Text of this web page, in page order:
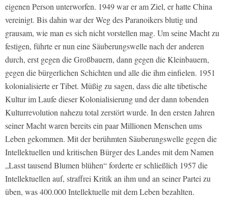
eigenen Person unterworfen. 1949 war er am Ziel, er hatte China
vereinigt. Bis dahin war der Weg des Paranoikers blutig und
grausam, wie man es sich nicht vorstellen mag. Um seine Macht zu
festigen, führte er nun eine Säuberungswelle nach der anderen
durch, erst gegen die Großbauern, dann gegen die Kleinbauern,
gegen die bürgerlichen Schichten und alle die ihm einfielen. 1951
kolonialisierte er Tibet. Müßig zu sagen, dass die alte tibetische
Kultur im Laufe dieser Kolonialisierung und der dann tobenden
Kulturrevolution nahezu total zerstört wurde. In den ersten Jahren
seiner Macht waren bereits ein paar Millionen Menschen ums
Leben gekommen. Mit der berühmten Säuberungswelle gegen die
Intellektuellen und kritischen Bürger des Landes mit dem Namen
„Lasst tausend Blumen blühen“ forderte er schließlich 1957 die
Intellektuellen auf, straffrei Kritik an ihm und an seiner Partei zu
üben, was 400.000 Intellektuelle mit dem Leben bezahlten.